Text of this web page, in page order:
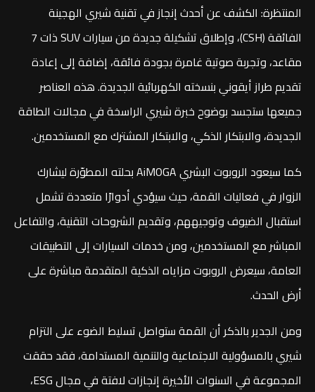
المنتظرة: الكشف عن أحدث إنجاز في تقنية شيري الهجينة
الفائقة (CSH)، وإطلاق تشكيلة جديدة من سيارات SUV ذات 7
مقاعد، وتجربة صوتية غامرة بجودة فائقة، إضافة إلى إعادة
تقديم طراز أيقوني بنسخته الكهربائية الجديدة. هذه العناصر
جميعها ستجسد بوضوح خبرة شيري الراسخة في مجالات الطاقة
الجديدة، والابتكار الذكي، والابتكار المشترك مع المستخدمين.
كما سيعود الروبوت البشري AiMOGA بحلته المطوّرة ليشارك
الزوار في فعاليات القمة، حيث سيؤدي أدوارًا متعددة تشمل
استقبال الضيوف وتوجيههم، وتقديم الشروحات التقنية، والتفاعل
المباشر مع المستخدمين، ومن خدمات السيارات إلى التطبيقات
العامة، سيعرض الروبوت مزاياه الذكية المتقدمة مباشرة على
أرض الحدث.
ومن الجدير بالذكر أن القمة ستواصل تسليط الضوء على التزام
شيري بالمسؤولية الاجتماعية والتنمية المستدامة، فقد حققت
المجموعة في السنوات الأخيرة إنجازات لافتة في مجال ESG،